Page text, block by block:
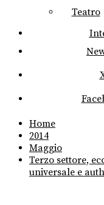
Teatro
Home
2014
Maggio
Terzo settore,
universale e